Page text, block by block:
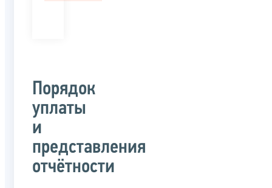
Порядок
уплаты
и
представления
отчётности